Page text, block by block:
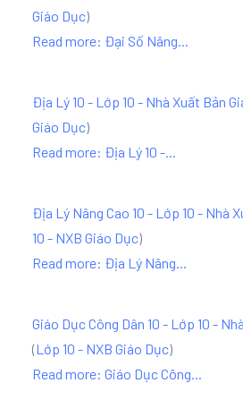
Giáo Dục)
Read more: Đại Số Nâng...
Địa Lý 10 - Lớp 10 - Nhà Xuất Bản
Giáo Dục)
Read more: Địa Lý 10 -...
Địa Lý Nâng Cao 10 - Lớp 10 - Nhà
10 - NXB Giáo Dục)
Read more: Địa Lý Nâng...
Giáo Dục Công Dân 10 - Lớp 10 -
(Lớp 10 - NXB Giáo Dục)
Read more: Giáo Dục Công...